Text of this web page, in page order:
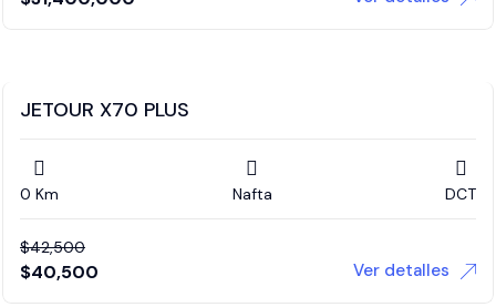
JETOUR X70 PLUS
0 Km Nafta DCT
$42,500
$40,500 Ver detalles